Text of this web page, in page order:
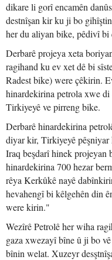
dikare li gorî encamên
destnîşan kir ku ji bo
her du aliyan bike, pêdivî bi
Derbarê projeya xeta
ragihand ku ev xet dê bi
Radest bike) were çêkirin.
hinardekirina petrola xwe
Tirkiyeyê ve pirreng bike.
Derbarê hinardekirina
diyar kir, Tirkiyeyê
Iraq beşdarî hinek projeyan
hinardekirina 700 hezar
rêya Kerkûkê nayê
hevahengî bi kêlgehên din
were kirin."
Wezîrê Petrolê her wiha
gaza xwezayî bîne û ji bo
bînin welat. Xuzeyr